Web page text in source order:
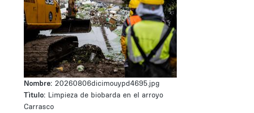
Nombre: 20260806dicimouypd4695.jpg
Tìtulo: Limpieza de biobarda en el arroyo
Carrasco